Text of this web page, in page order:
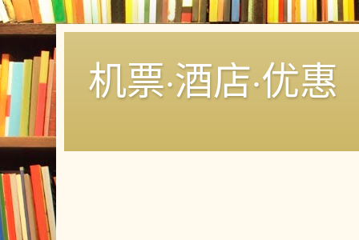
机票·酒店·优惠